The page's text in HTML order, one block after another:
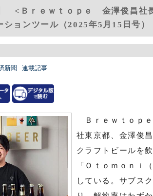
】 <Ｂｒｅｗｔｏｐｅ 金澤俊昌社
ョンツール（2025年5月15日号）
新聞 連載記事
Ｂｒｅｗｔｏｐ
社東京都、金澤俊
クラフトビールを
「Ｏｔｏｍｏｎｉ
している。サブス